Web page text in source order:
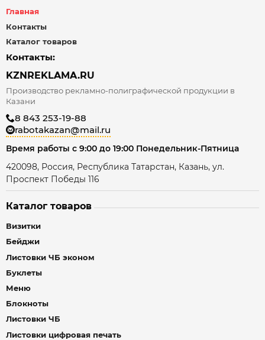
Главная
Контакты
Каталог товаров
Каталог товаров
Визитки
Бейджи
Листовки ЧБ эконом
Буклеты
Меню
Блокноты
Листовки ЧБ
Листовки цифровая печать
Контакты:
KZNREKLAMA.RU
Производство рекламно-полиграфической продукции в
Казани
8 843 253-19-88
rabotakazan@mail.ru
Время работы с 9:00 до 19:00 Понедельник-Пятница
420098, Россия, Республика Татарстан, Казань, ул.
Проспект Победы 116